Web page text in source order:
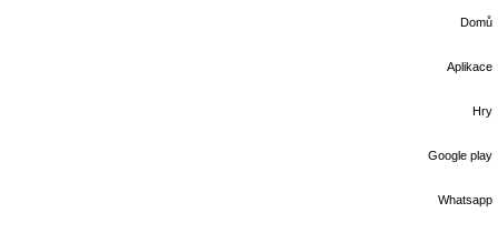
Domů
Aplikace
Hry
Google play
Whatsapp